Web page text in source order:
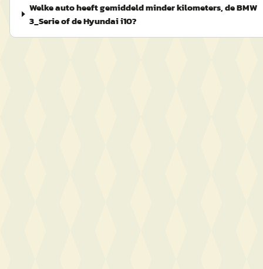
Welke auto heeft gemiddeld minder kilometers, de BMW
3_Serie of de Hyundai i10?